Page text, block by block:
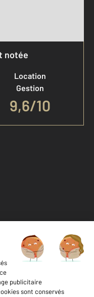
notée
Location
Gestion
9,6/10